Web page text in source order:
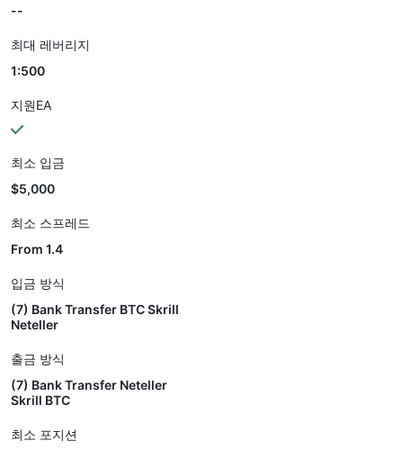
--
최대 레버리지
1:500
지원EA
최소 입금
$5,000
최소 스프레드
From 1.4
입금 방식
(7) Bank Transfer BTC Skrill
Neteller
출금 방식
(7) Bank Transfer Neteller
Skrill BTC
최소 포지션